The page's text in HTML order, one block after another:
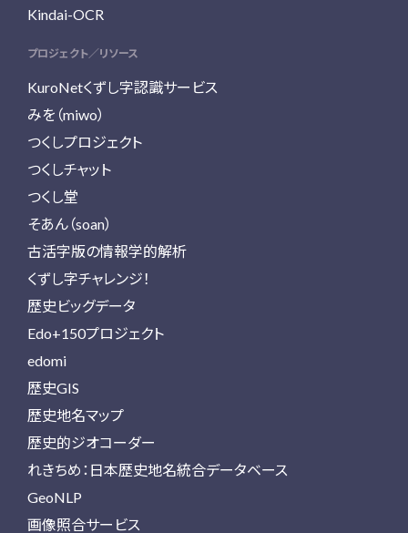
Kindai-OCR
プロジェクト／リソース
KuroNetくずし字認識サービス
みを（miwo）
つくしプロジェクト
つくしチャット
つくし堂
そあん（soan）
古活字版の情報学的解析
くずし字チャレンジ！
歴史ビッグデータ
Edo+150プロジェクト
edomi
歴史GIS
歴史地名マップ
歴史的ジオコーダー
れきちめ：日本歴史地名統合データベース
GeoNLP
画像照合サービス